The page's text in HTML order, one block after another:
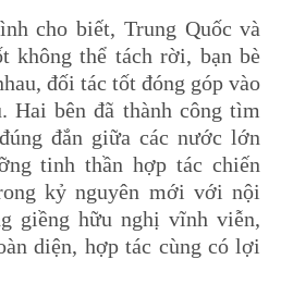
cho biết, Trung Quốc và
không thể tách rời, bạn bè
đối tác tốt đóng góp vào
Hai bên đã thành công tìm
đắn giữa các nước lớn
tinh thần hợp tác chiến
kỷ nguyên mới với nội
giềng hữu nghị vĩnh viễn,
diện, hợp tác cùng có lợi